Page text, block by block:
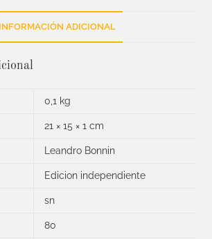
INFORMACIÓN ADICIONAL
0,1 kg
21 × 15 × 1 cm
Leandro Bonnin
Edicion independiente
sn
80